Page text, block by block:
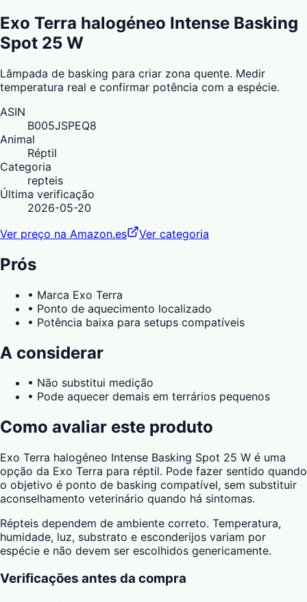
Exo Terra halogéneo Intense Basking
Spot 25 W
Lâmpada de basking para criar zona quente. Medir
temperatura real e confirmar potência com a espécie.
ASIN
B005JSPEQ8
Animal
Réptil
Categoria
repteis
Última verificação
2026-05-20
Ver preço na Amazon.es
Ver categoria
Prós
• Marca Exo Terra
• Ponto de aquecimento localizado
• Potência baixa para setups compatíveis
A considerar
• Não substitui medição
• Pode aquecer demais em terrários pequenos
Como avaliar este produto
Exo Terra halogéneo Intense Basking Spot 25 W é uma
opção da Exo Terra para réptil. Pode fazer sentido quando
o objetivo é ponto de basking compatível, sem substituir
aconselhamento veterinário quando há sintomas.
Répteis dependem de ambiente correto. Temperatura,
humidade, luz, substrato e esconderijos variam por
espécie e não devem ser escolhidos genericamente.
Verificações antes da compra